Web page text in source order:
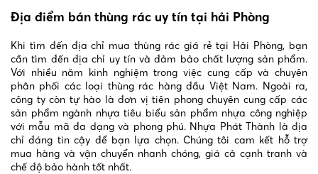
Địa điểm bán thùng rác uy tín tại hải Phòng
Khi tìm đến địa chỉ mua thùng rác giá rẻ tại Hải Phòng, bạn
cần tìm đến địa chỉ uy tín và đảm bảo chất lượng sản phẩm.
Với nhiều năm kinh nghiệm trong việc cung cấp và chuyên
phân phối các loại thùng rác hàng đầu Việt Nam. Ngoài ra,
công ty còn tự hào là đơn vị tiên phong chuyên cung cấp các
sản phẩm ngành nhựa tiêu biểu sản phẩm nhựa công nghiệp
với mẫu mã đa dạng và phong phú. Nhựa Phát Thành là địa
chỉ đáng tin cậy để bạn lựa chọn. Chúng tôi cam kết hỗ trợ
mua hàng và vận chuyển nhanh chóng, giá cả cạnh tranh và
chế độ bảo hành tốt nhất.